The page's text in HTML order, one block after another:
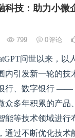
科技：助力小微
799 0评论
问世以来，以
内引发新一轮的技
行、数字银行 ——
众多年积累的产品
能等技术领域进行
通过不断优化技术